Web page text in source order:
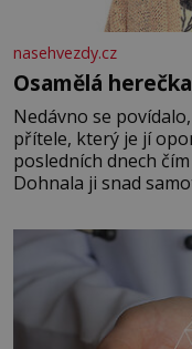
nasehvezdy.cz
Osamělá
Nedávno se
přítele, který je jí
posledních dnech
Dohnala ji snad